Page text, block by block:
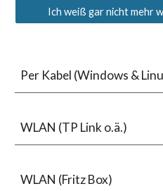
Ich weiß gar nicht mehr
Per Kabel (Windows &
WLAN (TP Link o.ä.)
WLAN (Fritz Box)